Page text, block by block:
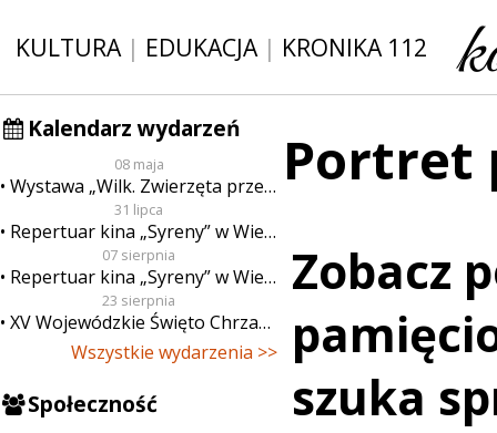
KULTURA| EDUKACJA| KRONIKA 112
Kalendarz wydarzeń
08 maja
Wystawa „Wilk. Zwierzęta przeklęte”
31 lipca
Repertuar kina „Syreny” w Wieluniu w dn. od 31 lipca do 6 sierpnia
07 sierpnia
Repertuar kina „Syreny” w Wieluniu w dn. od 7 do 13 sierpnia
23 sierpnia
XV Wojewódzkie Święto Chrzanu
Wszystkie wydarzenia >>
Społeczność
Portret
Zobacz
szuka